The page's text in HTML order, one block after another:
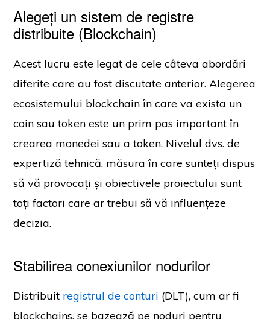
Alegeți un sistem de registre
distribuite (Blockchain)
Acest lucru este legat de cele câteva abordări
diferite care au fost discutate anterior. Alegerea
ecosistemului blockchain în care va exista un
coin sau token este un prim pas important în
crearea monedei sau a token. Nivelul dvs. de
expertiză tehnică, măsura în care sunteți dispus
să vă provocați și obiectivele proiectului sunt
toți factori care ar trebui să vă influențeze
decizia.
Stabilirea conexiunilor nodurilor
Distribuit registrul de conturi (DLT), cum ar fi
blockchains, se bazează pe noduri pentru